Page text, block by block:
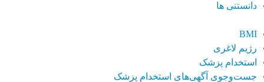
دانستنی ها
BMI
رژیم لاغری
استخدام پزشک
جست‌وجوی آگهی‌های استخدام پزشک